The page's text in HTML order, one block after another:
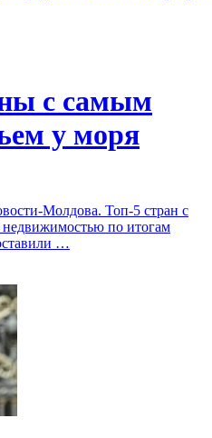
с самым
у моря
Молдова. Топ-5 стран с
по итогам
…